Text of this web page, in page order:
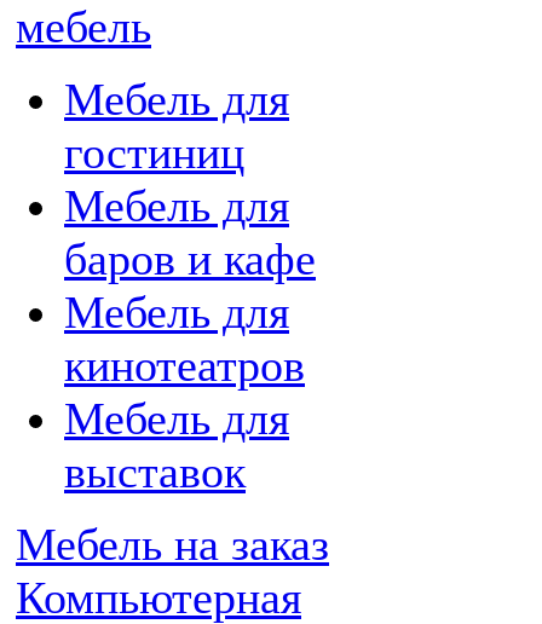
мебель
Мебель для
гостиниц
Мебель для
баров и кафе
Мебель для
кинотеатров
Мебель для
выставок
Мебель на заказ
Компьютерная